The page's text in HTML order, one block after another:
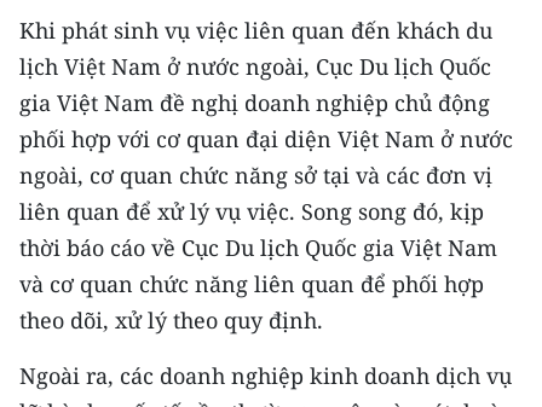
Khi phát sinh vụ việc liên quan đến khách du
lịch Việt Nam ở nước ngoài, Cục Du lịch Quốc
gia Việt Nam đề nghị doanh nghiệp chủ động
phối hợp với cơ quan đại diện Việt Nam ở nước
ngoài, cơ quan chức năng sở tại và các đơn vị
liên quan để xử lý vụ việc. Song song đó, kịp
thời báo cáo về Cục Du lịch Quốc gia Việt Nam
và cơ quan chức năng liên quan để phối hợp
theo dõi, xử lý theo quy định.
Ngoài ra, các doanh nghiệp kinh doanh dịch vụ